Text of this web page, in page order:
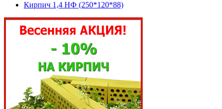
Кирпич 1,4 НФ (250*120*88)